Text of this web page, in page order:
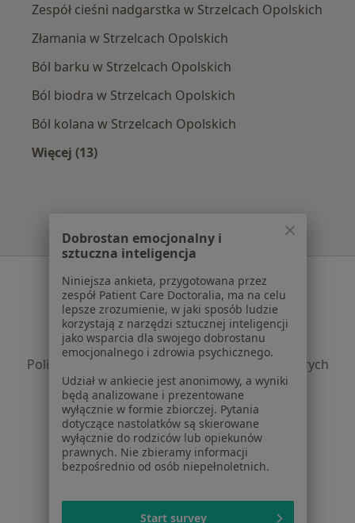
Zespół cieśni nadgarstka w Strzelcach Opolskich
Złamania w Strzelcach Opolskich
Ból barku w Strzelcach Opolskich
Ból biodra w Strzelcach Opolskich
Ból kolana w Strzelcach Opolskich
Więcej (13)
Serwis
Regulamin
Polityka prywatności pacjentów
Polityka prywatności profesjonalistów
Polityka prywatności dla profesjonalistów, których
dane pozyskaliśmy samodzielnie
Polityka cookies
Jak działają wyniki wyszukiwania
Dostępność
O nas
Rekrutujemy!
Partnerzy
Centrum prasowe
Dobrostan emocjonalny i
sztuczna inteligencja
Niniejsza ankieta, przygotowana przez
zespół Patient Care Doctoralia, ma na celu
lepsze zrozumienie, w jaki sposób ludzie
korzystają z narzędzi sztucznej inteligencji
jako wsparcia dla swojego dobrostanu
emocjonalnego i zdrowia psychicznego.
Udział w ankiecie jest anonimowy, a wyniki
będą analizowane i prezentowane
wyłącznie w formie zbiorczej. Pytania
dotyczące nastolatków są skierowane
wyłącznie do rodziców lub opiekunów
prawnych. Nie zbieramy informacji
bezpośrednio od osób niepełnoletnich.
Start survey